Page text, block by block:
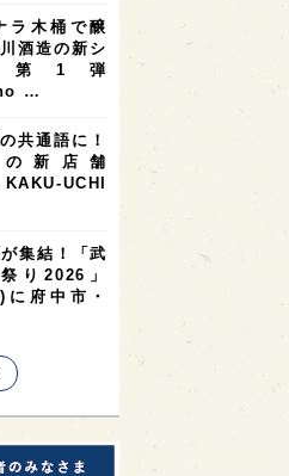
2
長崎県
ダ 1
1
ラ木桶で醸
酒造の新シ
第1弾
…
共通語に！
新店舗
UCHI
集結！「武
り2026」
府中市・